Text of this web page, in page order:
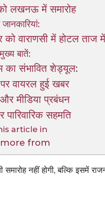
लखनऊ में समारोह
को वाराणसी में होटल ताज में
बातें:
का संभावित शेड्यूल:
वायरल हुई खबर
और मीडिया प्रबंधन
सहमति
article in
from
समारोह नहीं होगी, बल्कि इसमें